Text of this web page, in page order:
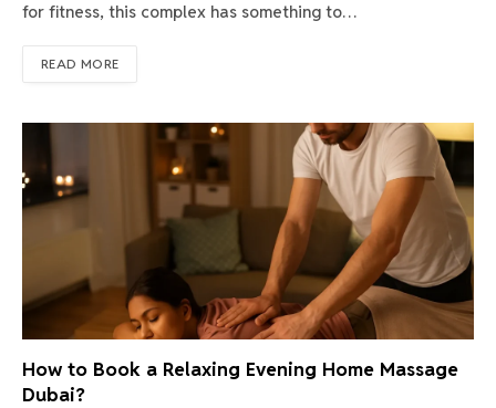
for fitness, this complex has something to…
READ MORE
How to Book a Relaxing Evening Home Massage
Dubai?